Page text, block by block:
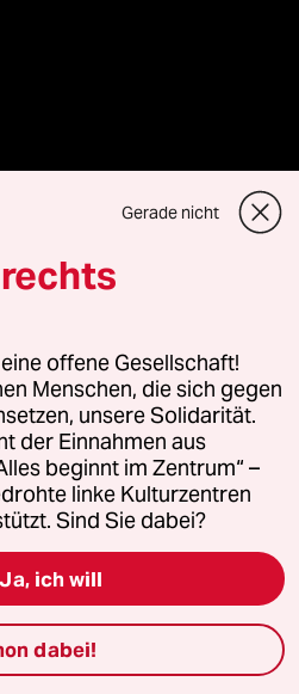
Gerade nicht
offene Gesellschaft!
Menschen, die sich gegen
unsere Solidarität.
der Einnahmen aus
beginnt im Zentrum“ –
linke Kulturzentren
Sind Sie dabei?
Ja, ich will
dabei!